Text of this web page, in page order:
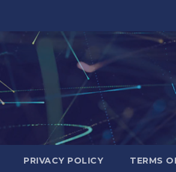
PRIVACY POLICY TERMS